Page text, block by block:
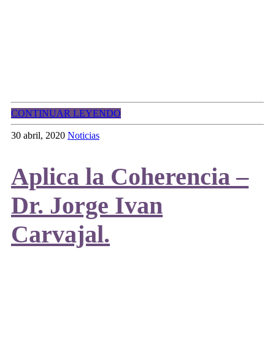
CONTINUAR LEYENDO
30 abril, 2020 Noticias
Aplica la Coherencia –
Dr. Jorge Ivan
Carvajal.